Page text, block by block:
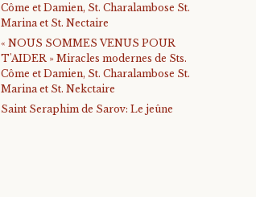
Côme et Damien, St. Charalambose St.
Marina et St. Nectaire
« NOUS SOMMES VENUS POUR
T'AIDER » Miracles modernes de Sts.
Côme et Damien, St. Charalambose St.
Marina et St. Nekctaire
Saint Seraphim de Sarov: Le jeûne